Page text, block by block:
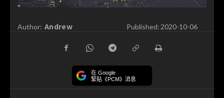
Author: Andrew Published: 2020-10-06
在 Google
緊貼《PCM》消息